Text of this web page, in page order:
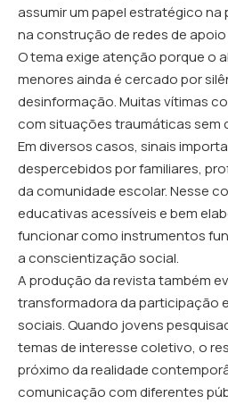
assumir um papel estratégico na
na construção de redes de
O tema exige atenção porque o
menores ainda é cercado por
desinformação. Muitas vítimas
com situações traumáticas sem
Em diversos casos, sinais
despercebidos por familiares,
da comunidade escolar. Nesse
educativas acessíveis e bem
funcionar como instrumentos
a conscientização social.
A produção da revista também
transformadora da participação
sociais. Quando jovens
temas de interesse coletivo, o
próximo da realidade
comunicação com diferentes